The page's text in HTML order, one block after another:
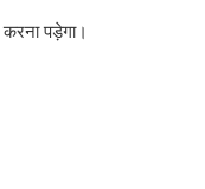
करना पड़ेगा।